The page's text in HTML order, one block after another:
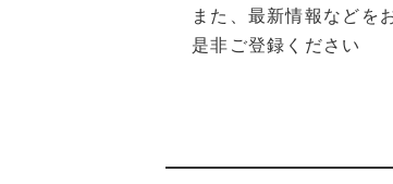
また、最新情報などを
是非ご登録ください